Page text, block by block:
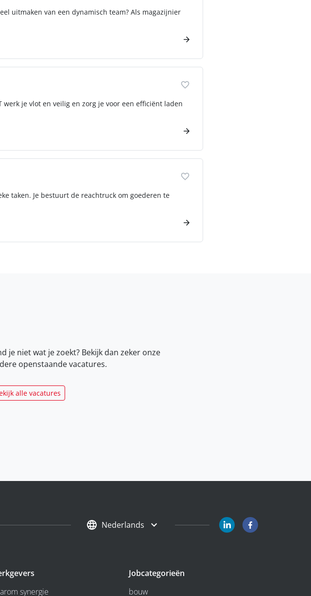
uitmaken van een dynamisch team? Als magazijnier
je vlot en veilig en zorg je voor een efficiënt laden
taken. Je bestuurt de reachtruck om goederen te
je niet wat je zoekt? Bekijk dan zeker onze
openstaande vacatures.
alle vacatures
Nederlands
synergie
Jobcategorieën
bouw